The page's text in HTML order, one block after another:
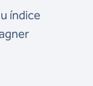
índice